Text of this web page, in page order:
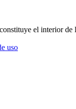
el interior de
uso